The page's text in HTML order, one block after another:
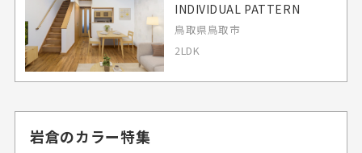
INDIVIDUAL PATTERN
鳥取県鳥取市
2LDK
岩倉のカラー特集